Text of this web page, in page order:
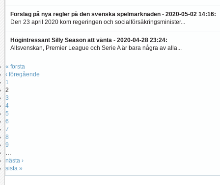
Förslag på nya regler på den svenska spelmarknaden - 2020-05-02 14:16:
Den 23 april 2020 kom regeringen och socialförsäkringsminister...
Högintressant Silly Season att vänta - 2020-04-28 23:24:
Allsvenskan, Premier League och Serie A är bara några av alla...
« första
‹ föregående
1
2
3
4
5
6
7
8
9
nästa ›
sista »